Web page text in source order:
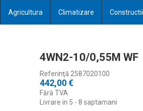
Agricultura Climatizare Constructii
4WN2-10/0,55M WF
Referinţă 2587020100
442,00 €
Fără TVA
Livrare in 5 - 8 saptamani